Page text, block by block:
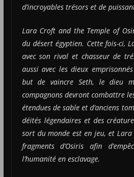
d’incroyables trésors et de
Lara Croft and the Temple of
du désert égyptien. Cette fois-ci,
avec son rival et chasseur de
aussi avec les dieux
but de vaincre Seth, le dieu
compagnons devront combattre
étendues de sable et d’anciens
déités légendaires et des
sort du monde est en jeu, et
fragments d’Osiris afin
l’humanité en esclavage.